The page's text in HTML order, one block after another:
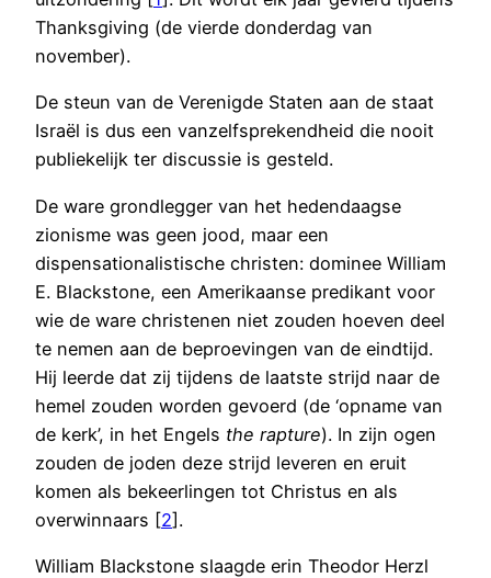
Thanksgiving (de vierde donderdag van
november).
De steun van de Verenigde Staten aan de staat
Israël is dus een vanzelfsprekendheid die nooit
publiekelijk ter discussie is gesteld.
De ware grondlegger van het hedendaagse
zionisme was geen jood, maar een
dispensationalistische christen: dominee William
E. Blackstone, een Amerikaanse predikant voor
wie de ware christenen niet zouden hoeven deel
te nemen aan de beproevingen van de eindtijd.
Hij leerde dat zij tijdens de laatste strijd naar de
hemel zouden worden gevoerd (de ‘opname van
de kerk’, in het Engels the rapture). In zijn ogen
zouden de joden deze strijd leveren en eruit
komen als bekeerlingen tot Christus en als
overwinnaars [2].
William Blackstone slaagde erin Theodor Herzl